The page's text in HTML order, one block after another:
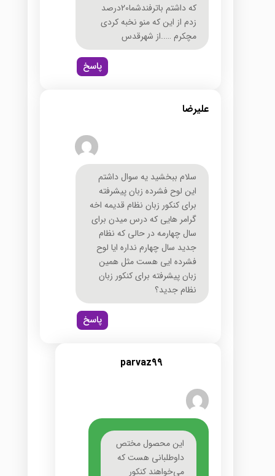
که داشتم باترفندشما20درصد
زدم از این که منو نخبه کردی
مچکرم …..از شهرقدس
پاسخ
علیرضا
سلام ببخشید یه سوال داشتم
این لوح فشرده زبان پیشرفته
برای کنکور زبان نظام قدیمه اخه
گرامر هایی که درس میدن برای
سال چهارمه در حالی که نظام
جدید سال چهارم نداره ایا لوح
فشرده ایی هست مثل همین
زبان پیشرفته برای کنکور زبان
نظام جدید؟
پاسخ
parvaz99
این محصول مختص
داوطلبانی هست که
می‌خواهند کنکور